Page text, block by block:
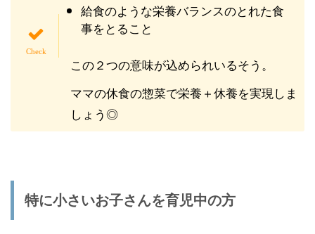
給食のような栄養バランスのとれた食
事をとること
この２つの意味が込められいるそう。
ママの休食の惣菜で栄養＋休養を実現しま
しょう◎
特に小さいお子さんを育児中の方